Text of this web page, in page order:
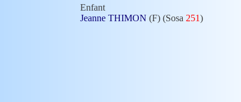
Enfant
Jeanne THIMON (F) (Sosa 251)